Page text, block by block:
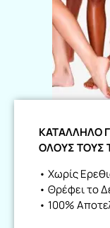
ΚΑΤΑΛΛΗΛΟ
ΟΛΟΥΣ ΤΟΥΣ
• Χωρίς
• Θρέφει το
• 100%